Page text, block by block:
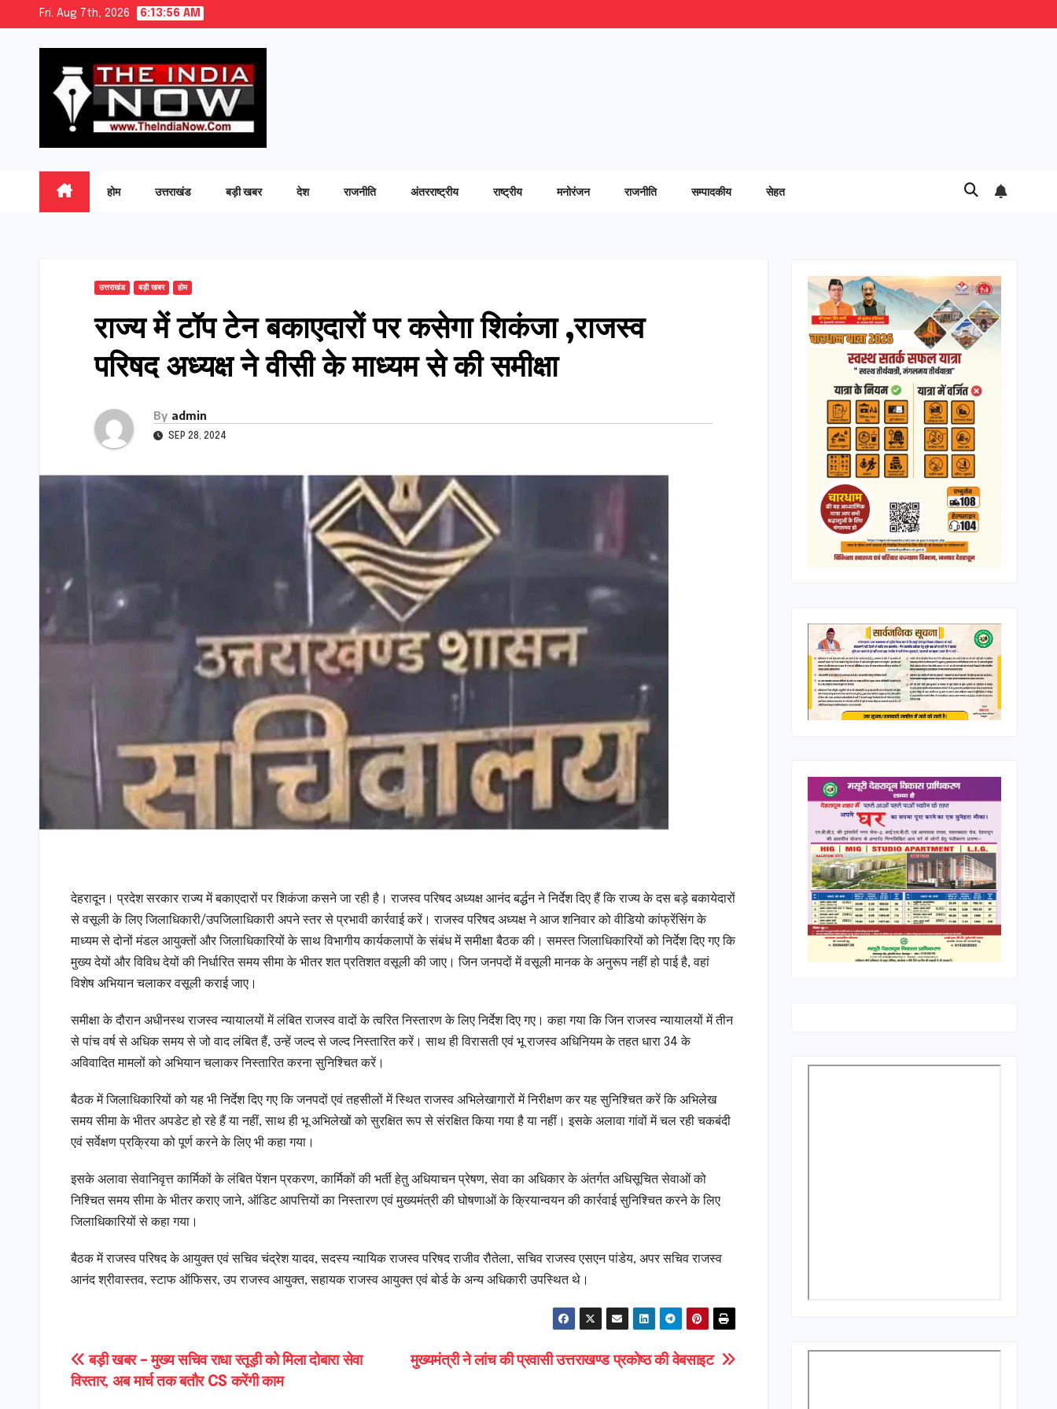
Fri. Aug 7th, 2026 6:13:57 AM
होम उत्तराखंड बड़ी खबर देश राजनीति अंतरराष्ट्रीय राष्ट्रीय मनोरंजन राजनीति सम्पादकीय सेहत
उत्तराखंड बड़ी खबर होम
राज्य में टॉप टेन बकाएदारों पर कसेगा शिकंजा ,राजस्व
परिषद अध्यक्ष ने वीसी के माध्यम से की समीक्षा
By admin
SEP 28, 2024
देहरादून। प्रदेश सरकार राज्य में बकाएदारों पर शिकंजा कसने जा रही है। राजस्व परिषद अध्यक्ष आनंद बर्द्धन ने निर्देश दिए हैं कि राज्य के दस बड़े बकायेदारों
से वसूली के लिए जिलाधिकारी/उपजिलाधिकारी अपने स्तर से प्रभावी कार्रवाई करें। राजस्व परिषद अध्यक्ष ने आज शनिवार को वीडियो कांफ्रेंसिंग के
माध्यम से दोनों मंडल आयुक्तों और जिलाधिकारियों के साथ विभागीय कार्यकलापों के संबंध में समीक्षा बैठक की। समस्त जिलाधिकारियों को निर्देश दिए गए कि
मुख्य देयों और विविध देयों की निर्धारित समय सीमा के भीतर शत प्रतिशत वसूली की जाए। जिन जनपदों में वसूली मानक के अनुरूप नहीं हो पाई है, वहां
विशेष अभियान चलाकर वसूली कराई जाए।
समीक्षा के दौरान अधीनस्थ राजस्व न्यायालयों में लंबित राजस्व वादों के त्वरित निस्तारण के लिए निर्देश दिए गए। कहा गया कि जिन राजस्व न्यायालयों में तीन
से पांच वर्ष से अधिक समय से जो वाद लंबित हैं, उन्हें जल्द से जल्द निस्तारित करें। साथ ही विरासती एवं भू राजस्व अधिनियम के तहत धारा 34 के
अविवादित मामलों को अभियान चलाकर निस्तारित करना सुनिश्चित करें।
बैठक में जिलाधिकारियों को यह भी निर्देश दिए गए कि जनपदों एवं तहसीलों में स्थित राजस्व अभिलेखागारों में निरीक्षण कर यह सुनिश्चित करें कि अभिलेख
समय सीमा के भीतर अपडेट हो रहे हैं या नहीं, साथ ही भू अभिलेखों को सुरक्षित रूप से संरक्षित किया गया है या नहीं। इसके अलावा गांवों में चल रही चकबंदी
एवं सर्वेक्षण प्रक्रिया को पूर्ण करने के लिए भी कहा गया।
इसके अलावा सेवानिवृत्त कार्मिकों के लंबित पेंशन प्रकरण, कार्मिकों की भर्ती हेतु अधियाचन प्रेषण, सेवा का अधिकार के अंतर्गत अधिसूचित सेवाओं को
निश्चित समय सीमा के भीतर कराए जाने, ऑडिट आपत्तियों का निस्तारण एवं मुख्यमंत्री की घोषणाओं के क्रियान्वयन की कार्रवाई सुनिश्चित करने के लिए
जिलाधिकारियों से कहा गया।
बैठक में राजस्व परिषद के आयुक्त एवं सचिव चंद्रेश यादव, सदस्य न्यायिक राजस्व परिषद राजीव रौतेला, सचिव राजस्व एसएन पांडेय, अपर सचिव राजस्व
आनंद श्रीवास्तव, स्टाफ ऑफिसर, उप राजस्व आयुक्त, सहायक राजस्व आयुक्त एवं बोर्ड के अन्य अधिकारी उपस्थित थे।
Post
navigation
मुख्यमंत्री ने लांच की प्रवासी उत्तराखण्ड प्रकोष्ठ की वेबसाइट
बड़ी खबर – मुख्य सचिव राधा रतूड़ी को मिला दोबारा सेवा
विस्तार, अब मार्च तक बतौर CS करेंगी काम